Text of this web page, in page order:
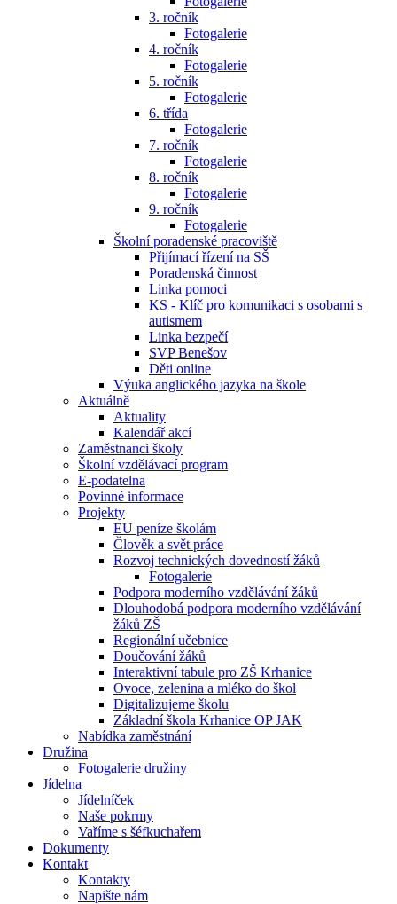
3. ročník
Fotogalerie
4. ročník
Fotogalerie
5. ročník
Fotogalerie
6. třída
Fotogalerie
7. ročník
Fotogalerie
8. ročník
Fotogalerie
9. ročník
Fotogalerie
Školní poradenské pracoviště
Přijímací řízení na SŠ
Poradenská činnost
Linka pomoci
KS - Klíč pro komunikaci s osobami s
autismem
Linka bezpečí
SVP Benešov
Děti online
Výuka anglického jazyka na škole
Aktuálně
Aktuality
Kalendář akcí
Zaměstnanci školy
Školní vzdělávací program
E-podatelna
Povinné informace
Projekty
EU peníze školám
Člověk a svět práce
Rozvoj technických dovedností žáků
Fotogalerie
Podpora moderního vzdělávání žáků
Dlouhodobá podpora moderního vzdělávání
žáků ZŠ
Regionální učebnice
Doučování žáků
Interaktivní tabule pro ZŠ Krhanice
Ovoce, zelenina a mléko do škol
Digitalizujeme školu
Základní škola Krhanice OP JAK
Nabídka zaměstnání
Družina
Fotogalerie družiny
Jídelna
Jídelníček
Naše pokrmy
Vaříme s šéfkuchařem
Dokumenty
Kontakt
Kontakty
Napište nám